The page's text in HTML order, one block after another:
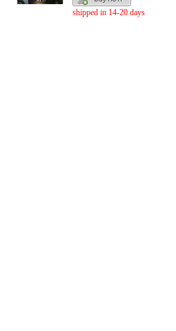
shipped in 14-20 days